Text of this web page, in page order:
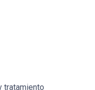
tratamiento